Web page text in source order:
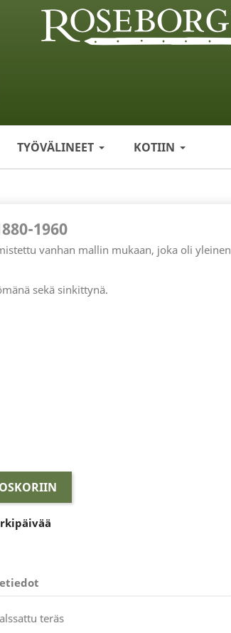
TYÖVÄLINEET KOTIIN
1960
vanhan mallin mukaan, joka oli yleinen
sekä sinkittynä.
teräs